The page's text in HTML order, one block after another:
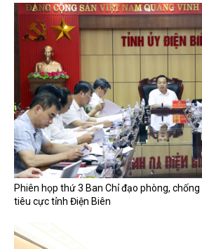
Phiên họp thứ 3 Ban Chỉ đạo phòng,
tiêu cực tỉnh Điện Biên